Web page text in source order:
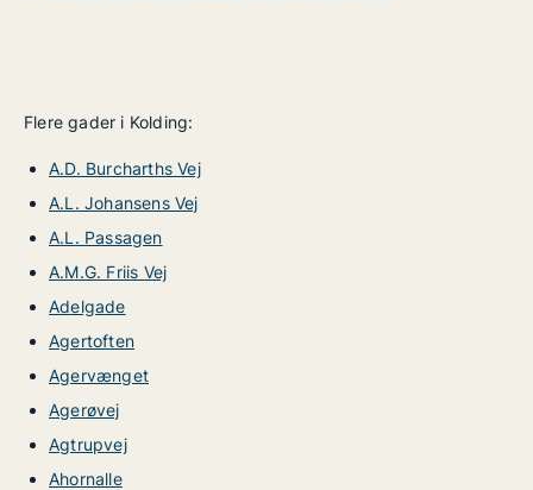
Flere gader i Kolding:
A.D. Burcharths Vej
A.L. Johansens Vej
A.L. Passagen
A.M.G. Friis Vej
Adelgade
Agertoften
Agervænget
Agerøvej
Agtrupvej
Ahornalle